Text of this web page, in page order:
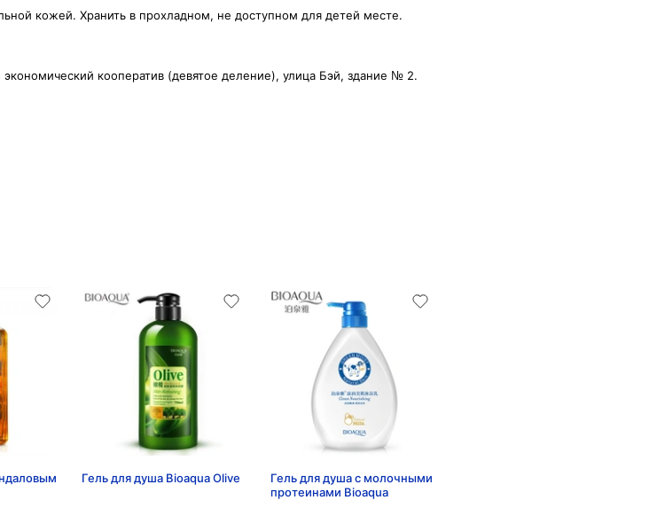
кожей. Хранить в прохладном, не доступном для детей месте.
кооператив (девятое деление), улица Бэй, здание № 2.
Гель для душа Bioaqua Olive
​Гель для душа с молочными
протеинами Bioaqua